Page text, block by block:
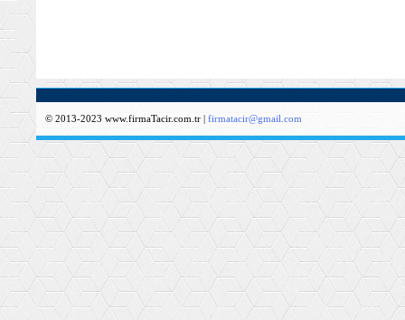
© 2013-2023 www.firmaTacir.com.tr | firmatacir@gmail.com